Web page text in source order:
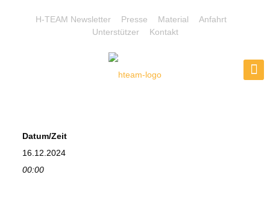
H-TEAM Newsletter Presse Material
Anfahrt
Unterstützer
Kontakt
Datum/Zeit
16.12.2024
00:00